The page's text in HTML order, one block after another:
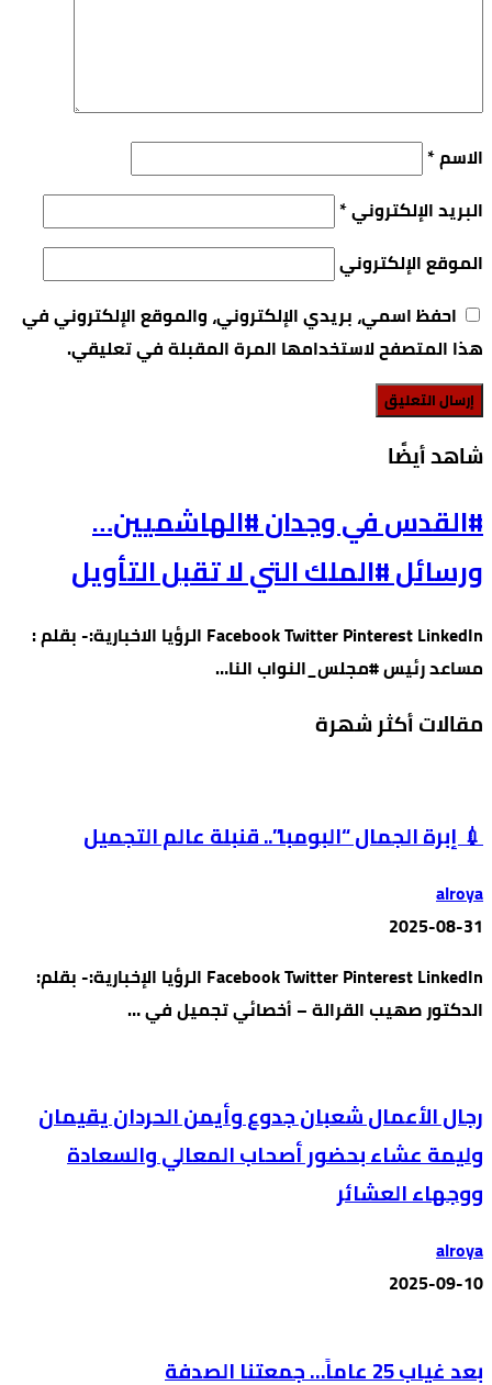
الاسم*
البريد الإلكتروني*
الموقع الإلكتروني
احفظ اسمي، بريدي الإلكتروني، والموقع الإلكتروني في
هذا المتصفح لاستخدامها المرة المقبلة في تعليقي.
‫شاهد أيضًا‬
#القدس في وجدان #الهاشميين…
ورسائل #الملك التي لا تقبل التأويل
Facebook Twitter Pinterest LinkedIn الرؤيا الاخبارية:- بقلم :
مساعد رئيس #مجلس_النواب النا…
مقالات أكثر شهرة
💉 إبرة الجمال “البومبا”.. قنبلة عالم التجميل
alroya
2025-08-31
Facebook Twitter Pinterest LinkedIn الرؤيا الإخبارية:- بقلم:
الدكتور صهيب القرالة – أخصائي تجميل في …
رجال الأعمال شعبان جدوع وأيمن الحردان يقيمان
وليمة عشاء بحضور أصحاب المعالي والسعادة
ووجهاء العشائر
alroya
2025-09-10
بعد غياب 25 عاماً… جمعتنا الصدفة